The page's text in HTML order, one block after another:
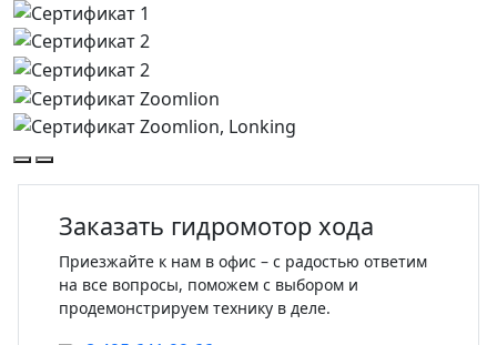
Заказать гидромотор хода
Приезжайте к нам в офис – с радостью ответим
на все вопросы, поможем с выбором и
продемонстрируем технику в деле.